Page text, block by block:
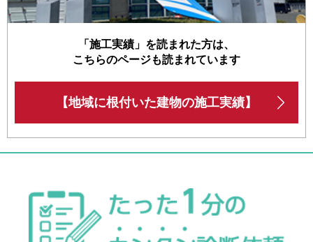
「施工実績」を読まれた方は、
こちらのページも読まれています
【地域に根付いた建物の施工実績】